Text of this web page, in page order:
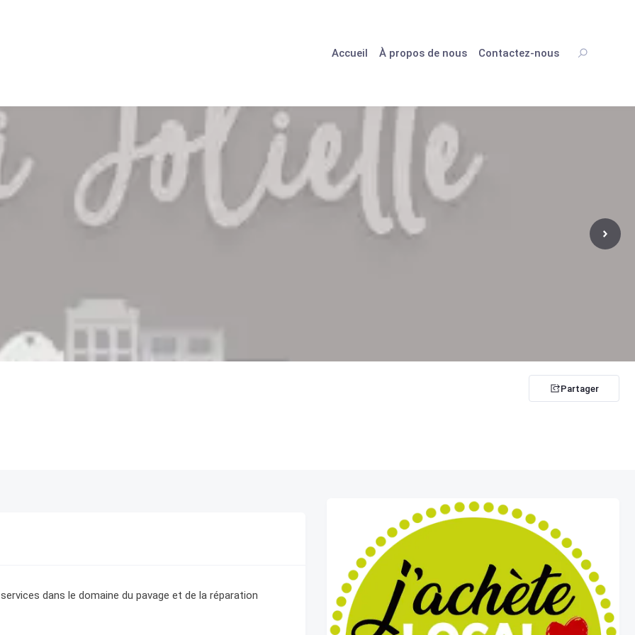
Accueil À propos de nous Contactez-nous
Partager
dans le domaine du pavage et de la réparation